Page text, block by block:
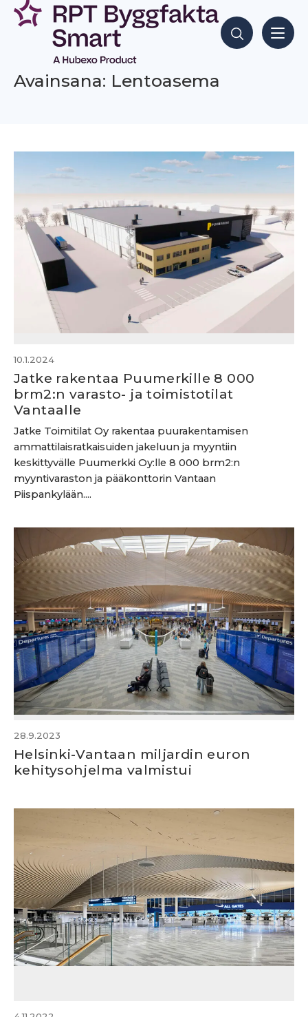
Siirry
sisältöön
Hae sisältöjä
Avainsana: Lentoasema
10.1.2024
Jatke rakentaa Puumerkille 8 000
brm2:n varasto- ja toimistotilat
Vantaalle
Jatke Toimitilat Oy rakentaa puurakentamisen
ammattilaisratkaisuiden jakeluun ja myyntiin
keskittyvälle Puumerkki Oy:lle 8 000 brm2:n
myyntivaraston ja pääkonttorin Vantaan
Piispankylään....
28.9.2023
Helsinki-Vantaan miljardin euron
kehitysohjelma valmistui